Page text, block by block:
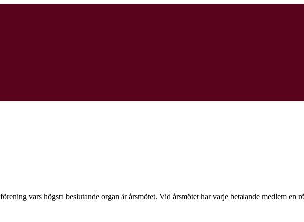
förening vars högsta beslutande organ är årsmötet. Vid årsmötet har varje betalande medlem en